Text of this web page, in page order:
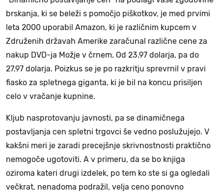
brskanja, ki se beleži s pomočjo piškotkov, je med prvimi
leta 2000 uporabil Amazon, ki je različnim kupcem v
Združenih državah Amerike zaračunal različne cene za
nakup DVD-ja Možje v črnem. Od 23.97 dolarja, pa do
27.97 dolarja. Poizkus se je po razkritju sprevrnil v pravi
fiasko za spletnega giganta, ki je bil na koncu prisiljen
celo v vračanje kupnine.
Kljub nasprotovanju javnosti, pa se dinamičnega
postavljanja cen spletni trgovci še vedno poslužujejo. V
kakšni meri je zaradi precejšnje skrivnostnosti praktično
nemogoče ugotoviti. A v primeru, da se bo knjiga
oziroma kateri drugi izdelek, po tem ko ste si ga ogledali
večkrat, nenadoma podražil, velja ceno ponovno